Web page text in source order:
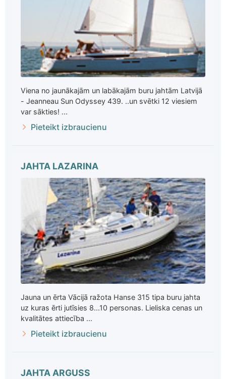
Viena no jaunākajām un labākajām buru jahtām Latvijā
- Jeanneau Sun Odyssey 439. ..un svētki 12 viesiem
var sākties! ...
Pieteikt izbraucienu
JAHTA LAZARINA
Jauna un ērta Vācijā ražota Hanse 315 tipa buru jahta
uz kuras ērti jutīsies 8...10 personas. Lieliska cenas un
kvalitātes attiecība ...
Pieteikt izbraucienu
JAHTA ARGUSS